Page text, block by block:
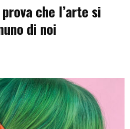
che l’arte si
di noi